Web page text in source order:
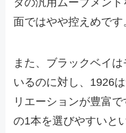
面ではやや控えめです
また、ブラックベイ
いるのに対し、1926
リエーションが豊富
の1本を選びやすいと